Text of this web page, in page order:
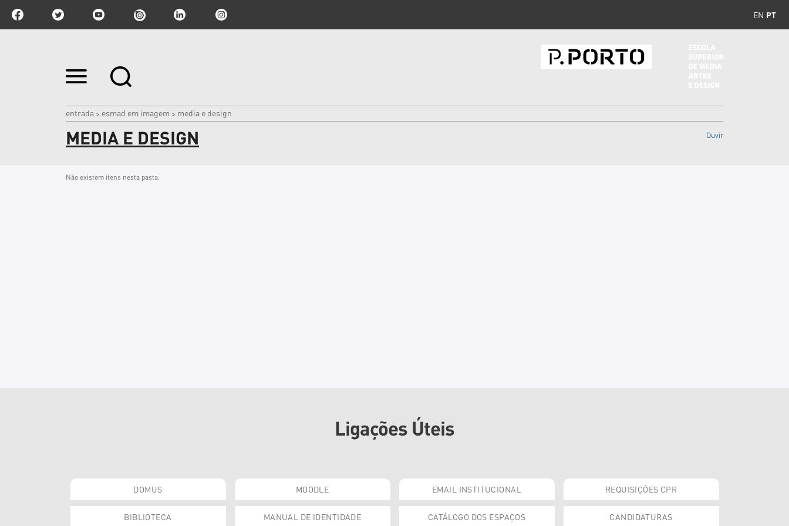
EN PT
Ir
para
|
Ir
para
entrada > esmad em imagem > media e design
MEDIA E DESIGN Ouvir
Não existem itens nesta pasta.
Ligações Úteis
DOMUS MOODLE EMAIL INSTITUCIONAL REQUISIÇÕES CPR
BIBLIOTECA MANUAL DE IDENTIDADE CATÁLOGO DOS ESPAÇOS CANDIDATURAS